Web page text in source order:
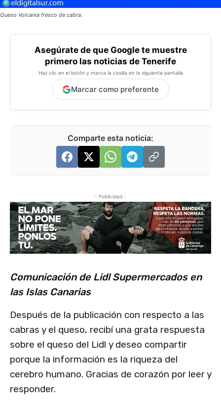
Queso Volcania fresco de cabra.
Asegúrate de que Google te muestre
primero las noticias de Tenerife
Haz clic en el botón y marca la casilla en la siguiente pantalla
Marcar como preferente
Comparte esta noticia:
- Publicidad -
Comunicación de Lidl Supermercados en
las Islas Canarias
Después de la publicación con respecto a las
cabras y el queso, recibí una grata respuesta
sobre el queso del Lidl y deseo compartir
porque la información es la riqueza del
cerebro humano. Gracias de corazón por leer y
responder.